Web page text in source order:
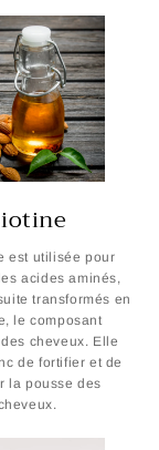
est utilisée pour
acides aminés,
transformés en
le composant
cheveux. Elle
de fortifier et de
la pousse des